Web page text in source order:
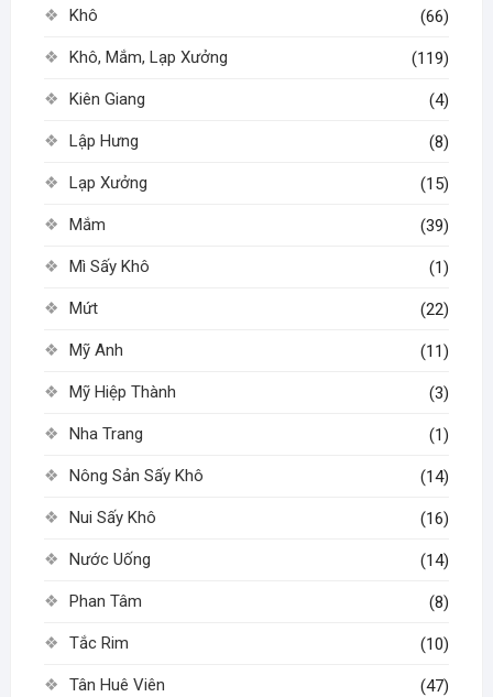
Khô (66)
Khô, Mắm, Lạp Xưởng (119)
Kiên Giang (4)
Lập Hưng (8)
Lạp Xưởng (15)
Mắm (39)
Mì Sấy Khô (1)
Mứt (22)
Mỹ Anh (11)
Mỹ Hiệp Thành (3)
Nha Trang (1)
Nông Sản Sấy Khô (14)
Nui Sấy Khô (16)
Nước Uống (14)
Phan Tâm (8)
Tắc Rim (10)
Tân Huê Viên (47)